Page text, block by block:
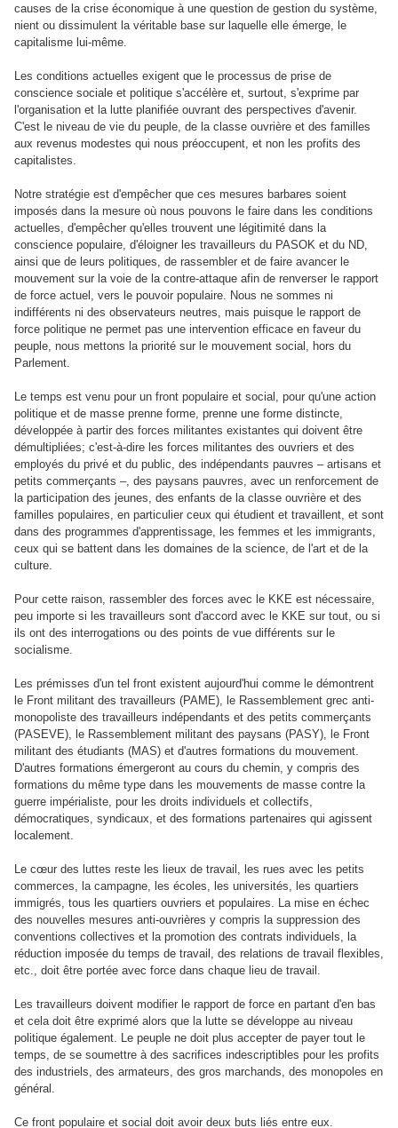
causes de la crise économique à une question de gestion du système,
nient ou dissimulent la véritable base sur laquelle elle émerge, le
capitalisme lui-même.
Les conditions actuelles exigent que le processus de prise de
conscience sociale et politique s'accélère et, surtout, s'exprime par
l'organisation et la lutte planifiée ouvrant des perspectives d'avenir.
C'est le niveau de vie du peuple, de la classe ouvrière et des familles
aux revenus modestes qui nous préoccupent, et non les profits des
capitalistes.
Notre stratégie est d'empêcher que ces mesures barbares soient
imposés dans la mesure où nous pouvons le faire dans les conditions
actuelles, d'empêcher qu'elles trouvent une légitimité dans la
conscience populaire, d'éloigner les travailleurs du PASOK et du ND,
ainsi que de leurs politiques, de rassembler et de faire avancer le
mouvement sur la voie de la contre-attaque afin de renverser le rapport
de force actuel, vers le pouvoir populaire. Nous ne sommes ni
indifférents ni des observateurs neutres, mais puisque le rapport de
force politique ne permet pas une intervention efficace en faveur du
peuple, nous mettons la priorité sur le mouvement social, hors du
Parlement.
Le temps est venu pour un front populaire et social, pour qu'une action
politique et de masse prenne forme, prenne une forme distincte,
développée à partir des forces militantes existantes qui doivent être
démultipliées; c'est-à-dire les forces militantes des ouvriers et des
employés du privé et du public, des indépendants pauvres – artisans et
petits commerçants –, des paysans pauvres, avec un renforcement de
la participation des jeunes, des enfants de la classe ouvrière et des
familles populaires, en particulier ceux qui étudient et travaillent, et sont
dans des programmes d'apprentissage, les femmes et les immigrants,
ceux qui se battent dans les domaines de la science, de l'art et de la
culture.
Pour cette raison, rassembler des forces avec le KKE est nécessaire,
peu importe si les travailleurs sont d'accord avec le KKE sur tout, ou si
ils ont des interrogations ou des points de vue différents sur le
socialisme.
Les prémisses d'un tel front existent aujourd'hui comme le démontrent
le Front militant des travailleurs (PAME), le Rassemblement grec anti-
monopoliste des travailleurs indépendants et des petits commerçants
(PASEVE), le Rassemblement militant des paysans (PASY), le Front
militant des étudiants (MAS) et d'autres formations du mouvement.
D'autres formations émergeront au cours du chemin, y compris des
formations du même type dans les mouvements de masse contre la
guerre impérialiste, pour les droits individuels et collectifs,
démocratiques, syndicaux, et des formations partenaires qui agissent
localement.
Le cœur des luttes reste les lieux de travail, les rues avec les petits
commerces, la campagne, les écoles, les universités, les quartiers
immigrés, tous les quartiers ouvriers et populaires. La mise en échec
des nouvelles mesures anti-ouvrières y compris la suppression des
conventions collectives et la promotion des contrats individuels, la
réduction imposée du temps de travail, des relations de travail flexibles,
etc., doit être portée avec force dans chaque lieu de travail.
Les travailleurs doivent modifier le rapport de force en partant d'en bas
et cela doit être exprimé alors que la lutte se développe au niveau
politique également. Le peuple ne doit plus accepter de payer tout le
temps, de se soumettre à des sacrifices indescriptibles pour les profits
des industriels, des armateurs, des gros marchands, des monopoles en
général.
Ce front populaire et social doit avoir deux buts liés entre eux.